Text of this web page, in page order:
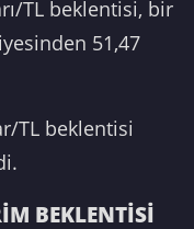
TL beklentisi, bir
51,47
TL beklentisi
BEKLENTİSİ